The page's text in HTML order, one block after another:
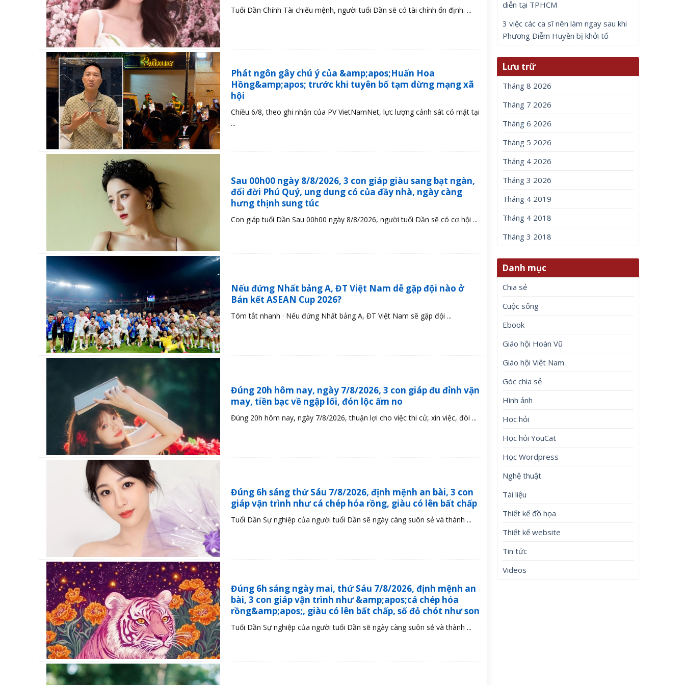
Tuổi Dần Chính Tài chiếu mệnh, người tuổi Dần sẽ có tài chính ổn định. ...
Phát ngôn gây chú ý của &amp;apos;Huấn Hoa
Hồng&amp;apos; trước khi tuyên bố tạm dừng mạng xã
hội
Chiều 6/8, theo ghi nhận của PV VietNamNet, lực lượng cảnh sát có mặt tại
...
Sau 00h00 ngày 8/8/2026, 3 con giáp giàu sang bạt ngàn,
đổi đời Phú Quý, ung dung có của đầy nhà, ngày càng
hưng thịnh sung túc
Con giáp tuổi Dần Sau 00h00 ngày 8/8/2026, người tuổi Dần sẽ có cơ hội ...
Nếu đứng Nhất bảng A, ĐT Việt Nam dễ gặp đội nào ở
Bán kết ASEAN Cup 2026?
Tóm tắt nhanh · Nếu đứng Nhất bảng A, ĐT Việt Nam sẽ gặp đội ...
Đúng 20h hôm nay, ngày 7/8/2026, 3 con giáp đu đỉnh vận
may, tiền bạc về ngập lối, đón lộc ấm no
Đúng 20h hôm nay, ngày 7/8/2026, thuận lợi cho việc thi cử, xin việc, đòi ...
Đúng 6h sáng thứ Sáu 7/8/2026, định mệnh an bài, 3 con
giáp vận trình như cá chép hóa rồng, giàu có lên bất chấp
Tuổi Dần Sự nghiệp của người tuổi Dần sẽ ngày càng suôn sẻ và thành ...
Đúng 6h sáng ngày mai, thứ Sáu 7/8/2026, định mệnh an
bài, 3 con giáp vận trình như &amp;apos;cá chép hóa
rồng&amp;apos;, giàu có lên bất chấp, số đỏ chót như son
Tuổi Dần Sự nghiệp của người tuổi Dần sẽ ngày càng suôn sẻ và thành ...
diễn tại TPHCM
3 việc các ca sĩ nên làm ngay sau khi
Phương Diễm Huyền bị khởi tố
Lưu trữ
Tháng 8 2026
Tháng 7 2026
Tháng 6 2026
Tháng 5 2026
Tháng 4 2026
Tháng 3 2026
Tháng 4 2019
Tháng 4 2018
Tháng 3 2018
Danh mục
Chia sẻ
Cuộc sống
Ebook
Giáo hội Hoàn Vũ
Giáo hội Việt Nam
Góc chia sẻ
Hình ảnh
Học hỏi
Học hỏi YouCat
Học Wordpress
Nghệ thuật
Tài liệu
Thiết kế đồ họa
Thiết kế website
Tin tức
Videos